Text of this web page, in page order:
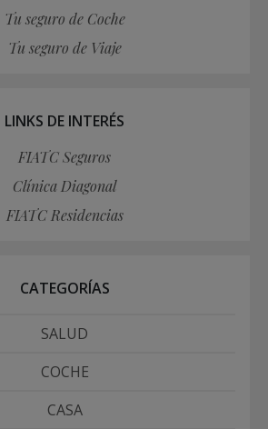
Tu seguro de Coche
Tu seguro de Viaje
LINKS DE INTERÉS
FIATC Seguros
Clínica Diagonal
FIATC Residencias
CATEGORÍAS
SALUD
COCHE
CASA